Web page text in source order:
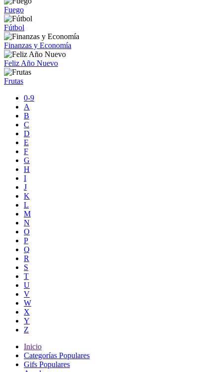
Fuego
Fútbol
Finanzas y Economía
Feliz Año Nuevo
Frutas
0-9
A
B
C
D
E
F
G
H
I
J
K
L
M
N
O
P
Q
R
S
T
U
V
W
X
Y
Z
Inicio
Categorías Populares
Gifs Populares